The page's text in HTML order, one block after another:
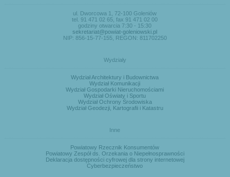
ul. Dworcowa 1, 72-100 Goleniów
tel. 91 471 02 65, fax 91 471 02 00
godziny otwarcia 7:30 - 15:30
sekretariat@powiat-goleniowski.pl
NIP: 856-15-77-155, REGON: 811702250
Wydziały
Wydział Architektury i Budownictwa
Wydział Komunikacji
Wydział Gospodarki Nieruchomościami
Wydział Oświaty i Sportu
Wydział Ochrony Środowiska
Wydział Geodezji, Kartografii i Katastru
Inne
Powiatowy Rzecznik Konsumentów
Powiatowy Zespół ds. Orzekania o Niepełnosprawności
Deklaracja dostępności cyfrowej dla strony internetowej
Cyberbezpieczeństwo